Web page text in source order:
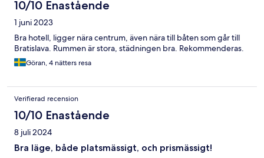
10/10 Enastående
1 juni 2023
Bra hotell, ligger nära centrum, även nära till båten som går till
Bratislava. Rummen är stora, städningen bra. Rekommenderas.
Göran, 4 nätters resa
Verifierad recension
10/10 Enastående
8 juli 2024
Bra läge, både platsmässigt, och prismässigt!